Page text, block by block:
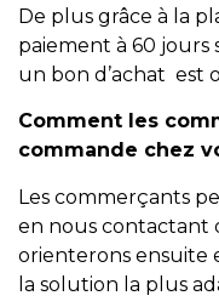
De plus grâce à la
paiement à 60 jours
un bon d’achat est
Comment les
commande chez
Les commerçants
en nous contactant
orienterons ensuite
la solution la plus